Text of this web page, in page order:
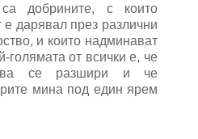
добрините, с които
дарявал през различни
и които надминават
голямата от всички е, че
се разшири и че
мина под един ярем